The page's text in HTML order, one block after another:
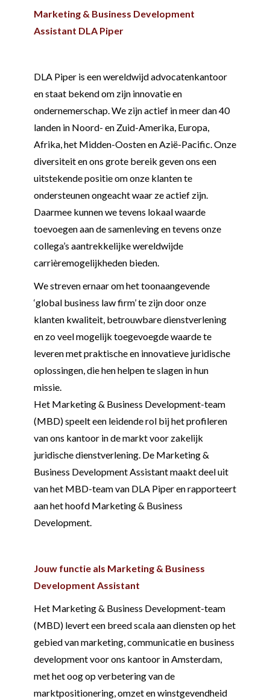
Marketing & Business Development
Assistant DLA Piper
DLA Piper is een wereldwijd advocatenkantoor
en staat bekend om zijn innovatie en
ondernemerschap. We zijn actief in meer dan 40
landen in Noord- en Zuid-Amerika, Europa,
Afrika, het Midden-Oosten en Azië-Pacific. Onze
diversiteit en ons grote bereik geven ons een
uitstekende positie om onze klanten te
ondersteunen ongeacht waar ze actief zijn.
Daarmee kunnen we tevens lokaal waarde
toevoegen aan de samenleving en tevens onze
collega’s aantrekkelijke wereldwijde
carrièremogelijkheden bieden.
We streven ernaar om het toonaangevende
‘global business law firm’ te zijn door onze
klanten kwaliteit, betrouwbare dienstverlening
en zo veel mogelijk toegevoegde waarde te
leveren met praktische en innovatieve juridische
oplossingen, die hen helpen te slagen in hun
missie.
Het Marketing & Business Development-team
(MBD) speelt een leidende rol bij het profileren
van ons kantoor in de markt voor zakelijk
juridische dienstverlening. De Marketing &
Business Development Assistant maakt deel uit
van het MBD-team van DLA Piper en rapporteert
aan het hoofd Marketing & Business
Development.
Jouw functie als Marketing & Business
Development Assistant
Het Marketing & Business Development-team
(MBD) levert een breed scala aan diensten op het
gebied van marketing, communicatie en business
development voor ons kantoor in Amsterdam,
met het oog op verbetering van de
marktpositionering, omzet en winstgevendheid